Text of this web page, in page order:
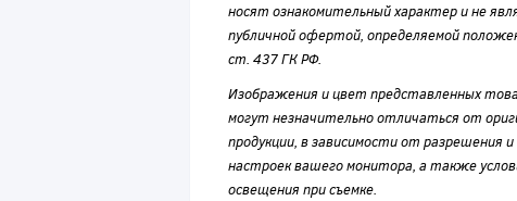
носят ознакомительный характер и не
публичной офертой, определяемой
ст. 437 ГК РФ.
Изображения и цвет представленных
могут незначительно отличаться от
продукции, в зависимости от разрешения и
настроек вашего монитора, а также
освещения при съемке.